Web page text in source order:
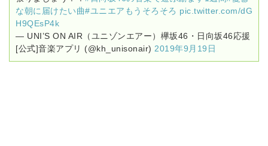
な朝に届けたい曲#ユニエアもうそろそろ pic.twitter.com/dG
H9QEsP4k
— UNI’S ON AIR（ユニゾンエアー）欅坂46・日向坂46応援
[公式]音楽アプリ (@kh_unisonair) 2019年9月19日